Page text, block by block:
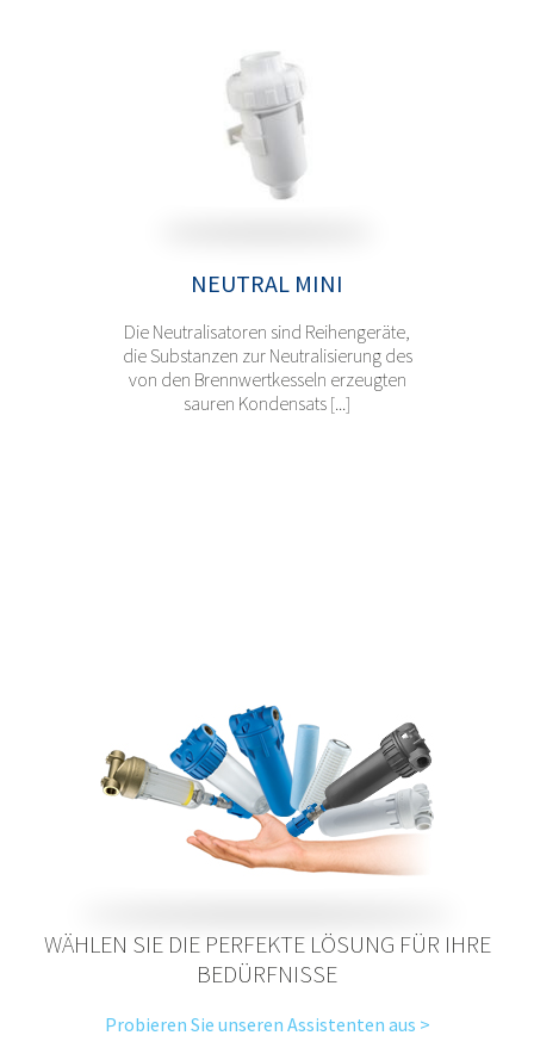
NEUTRAL MINI
Die Neutralisatoren sind Reihengeräte,
die Substanzen zur Neutralisierung des
von den Brennwertkesseln erzeugten
sauren Kondensats [...]
WÄHLEN SIE DIE PERFEKTE LÖSUNG FÜR IHRE
BEDÜRFNISSE
Probieren Sie unseren Assistenten aus >